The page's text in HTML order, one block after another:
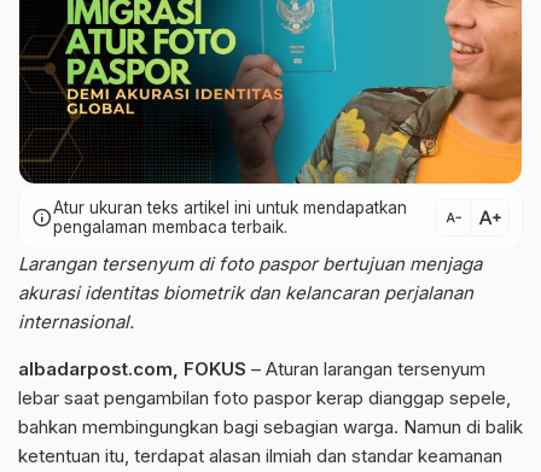
infoAtur ukuran teks artikel ini untuk mendapatkan
pengalaman membaca terbaik.
text_decrease text_increase
Larangan tersenyum di foto paspor bertujuan menjaga
akurasi identitas biometrik dan kelancaran perjalanan
internasional.
albadarpost.com, FOKUS – Aturan larangan tersenyum
lebar saat pengambilan foto paspor kerap dianggap sepele,
bahkan membingungkan bagi sebagian warga. Namun di balik
ketentuan itu, terdapat alasan ilmiah dan standar keamanan